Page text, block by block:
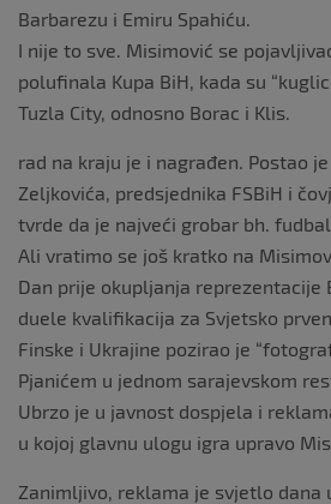
Barbarezu i Emiru Spahiću.
I nije to sve. Misimović se
polufinala Kupa BiH, kada su
Tuzla City, odnosno Borac i Klis.
rad na kraju je i nagrađen. Postao
Zeljkovića, predsjednika FSBiH i
tvrde da je najveći grobar bh.
Ali vratimo se još kratko na
Dan prije okupljanja reprezentacije
duele kvalifikacija za Svjetsko
Finske i Ukrajine pozirao je
Pjanićem u jednom sarajevskom
Ubrzo je u javnost dospjela i
u kojoj glavnu ulogu igra upravo
Zanimljivo, reklama je svjetlo dana